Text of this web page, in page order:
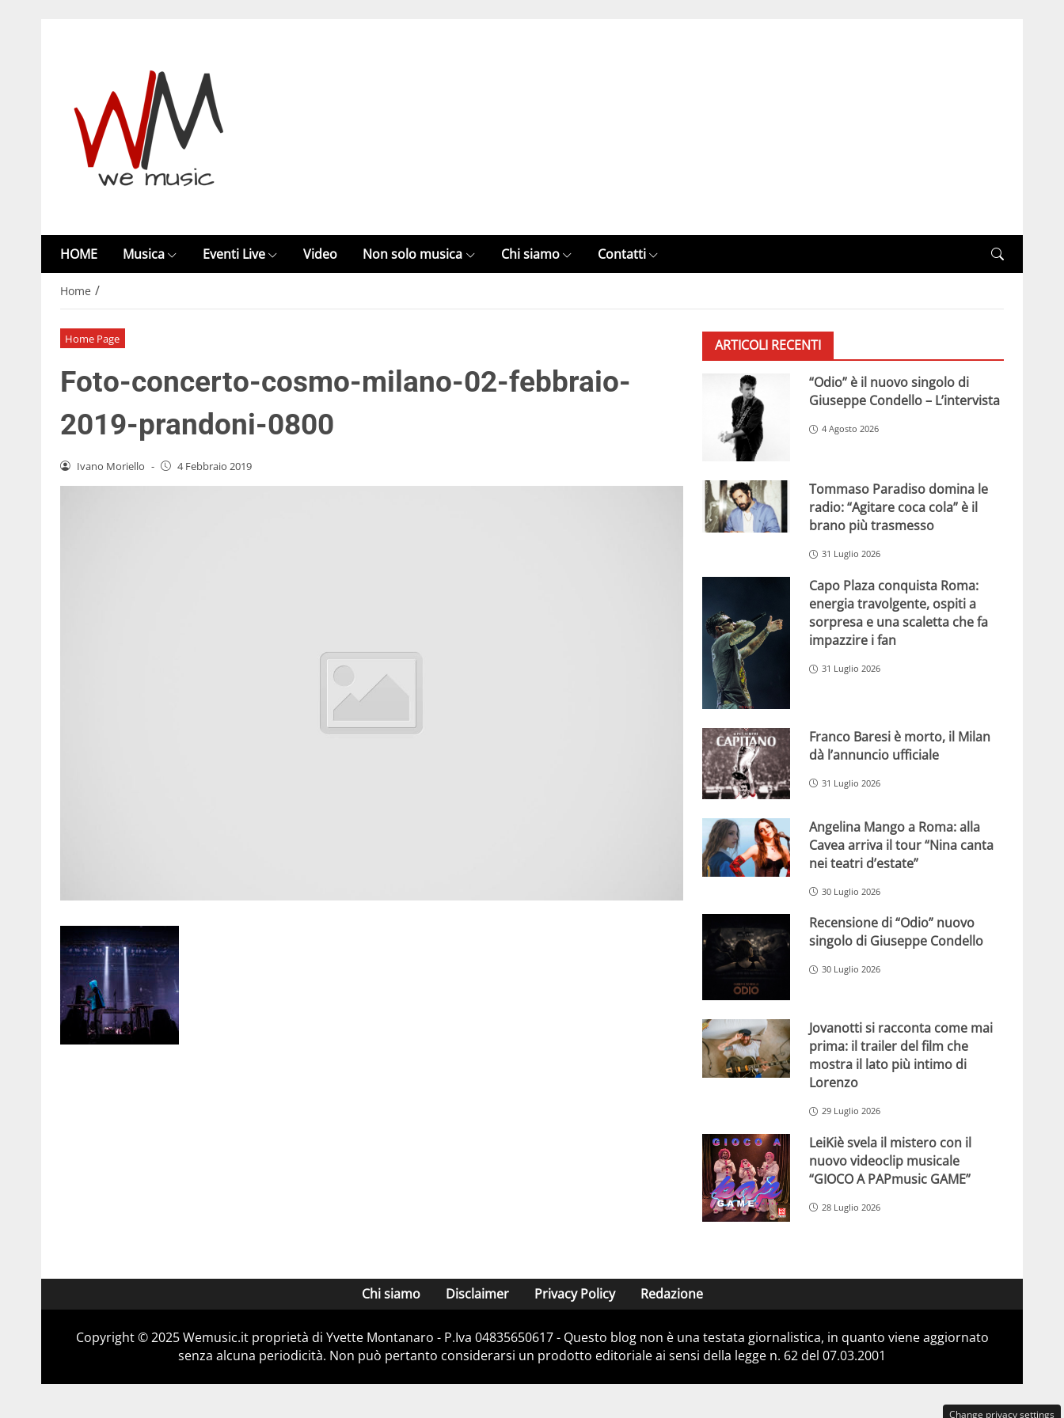
HOME Musica Eventi Live Video Non solo musica Chi siamo Contatti
Home /
Home Page
Foto-concerto-cosmo-milano-02-febbraio-
2019-prandoni-0800
Ivano Moriello - 4 Febbraio 2019
ARTICOLI RECENTI
“Odio” è il nuovo singolo di
Giuseppe Condello – L’intervista
4 Agosto 2026
Tommaso Paradiso domina le
radio: “Agitare coca cola” è il
brano più trasmesso
31 Luglio 2026
Capo Plaza conquista Roma:
energia travolgente, ospiti a
sorpresa e una scaletta che fa
impazzire i fan
31 Luglio 2026
Franco Baresi è morto, il Milan
dà l’annuncio ufficiale
31 Luglio 2026
Angelina Mango a Roma: alla
Cavea arriva il tour “Nina canta
nei teatri d’estate”
30 Luglio 2026
Recensione di “Odio” nuovo
singolo di Giuseppe Condello
30 Luglio 2026
Jovanotti si racconta come mai
prima: il trailer del film che
mostra il lato più intimo di
Lorenzo
29 Luglio 2026
LeiKiè svela il mistero con il
nuovo videoclip musicale
“GIOCO A PAPmusic GAME”
28 Luglio 2026
Chi siamo Disclaimer Privacy Policy Redazione
Copyright © 2025 Wemusic.it proprietà di Yvette Montanaro - P.Iva 04835650617 - Questo blog non è una testata giornalistica, in quanto viene aggiornato
senza alcuna periodicità. Non può pertanto considerarsi un prodotto editoriale ai sensi della legge n. 62 del 07.03.2001
Change privacy settings